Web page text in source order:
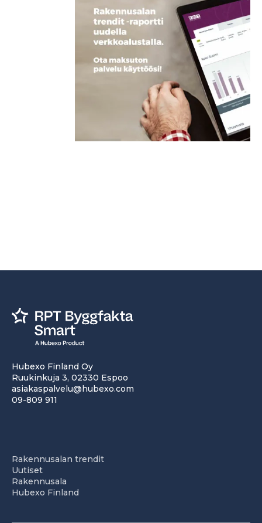
Hubexo Finland Oy
Ruukinkuja 3, 02330 Espoo
asiakaspalvelu@hubexo.com
09-809 911
Rakennusalan trendit
Uutiset
Rakennusala
Hubexo Finland